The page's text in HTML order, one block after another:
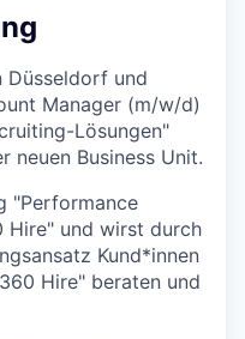
Düsseldorf und
Manager (m/w/d)
Lösungen"
neuen Business Unit.
"Performance
und wirst durch
Kund*innen
Hire" beraten und